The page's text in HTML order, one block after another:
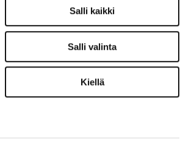
Salli kaikki
Salli valinta
Kiellä
VERKKOKAUPPA